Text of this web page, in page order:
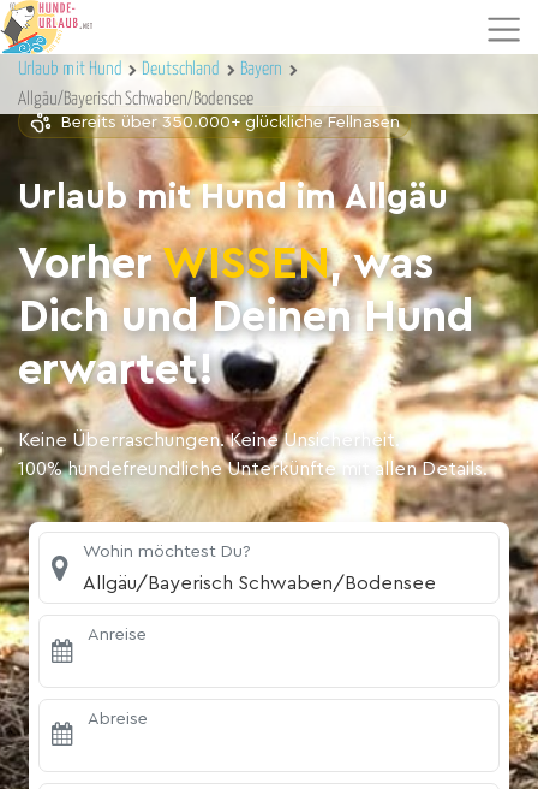
Urlaub mit Hund Deutschland
Bayern
Allgäu/Bayerisch Schwaben/Bodensee
Bereits über 350.000+ glückliche Fellnasen
Urlaub mit Hund im Allgäu
VorherWISSEN, was
Dich und Deinen Hund
erwartet!
Keine Überraschungen. Keine Unsicherheit.
100% hundefreundliche Unterkünfte mit allen Details.
Wohin möchtest Du?
Allgäu/Bayerisch Schwaben/Bodensee
Anreise
Abreise